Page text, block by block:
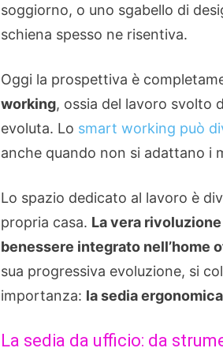
soggiorno, o uno sgabello di
schiena spesso ne risentiva.
Oggi la prospettiva è
working, ossia del lavoro svolto
evoluta. Lo smart working può
anche quando non si adattano i
Lo spazio dedicato al lavoro è
propria casa. La vera
benessere integrato nell’home
sua progressiva evoluzione, si
importanza: la sedia
La sedia da ufficio: da